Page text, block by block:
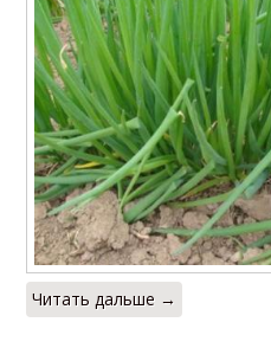
Читать дальше →